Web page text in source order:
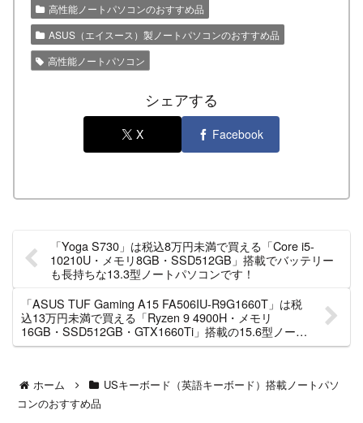
高性能ノートパソコンのおすすめ品
ASUS（エイスース）製ノートパソコンのおすすめ品
高性能ノートパソコン
シェアする
X Facebook
「Yoga S730」は税込8万円未満で買える「Core i5-
10210U・メモリ8GB・SSD512GB」搭載でバッテリー
も長持ちな13.3型ノートパソコンです！
「ASUS TUF Gaming A15 FA506IU-R9G1660T」は税
込13万円未満で買える「Ryzen 9 4900H・メモリ
16GB・SSD512GB・GTX1660Ti」搭載の15.6型ノート
パソコンです！（2021年4月19日（月）17時までの期間
ホーム
USキーボード（英語キーボード）搭載ノートパソ
コンのおすすめ品